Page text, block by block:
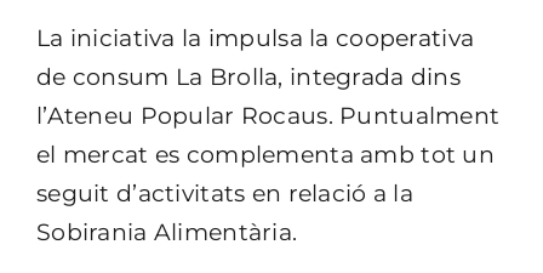
La iniciativa la impulsa la cooperativa
de consum La Brolla, integrada dins
l’Ateneu Popular Rocaus. Puntualment
el mercat es complementa amb tot un
seguit d’activitats en relació a la
Sobirania Alimentària.